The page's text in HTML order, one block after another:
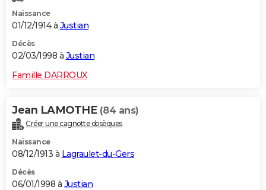
Naissance
01/12/1914 à Justian
Décès
02/03/1998 à Justian
Famille DARROUX
Jean LAMOTHE (84 ans)
Créer une cagnotte obsèques
Naissance
08/12/1913 à Lagraulet-du-Gers
Décès
06/01/1998 à Justian